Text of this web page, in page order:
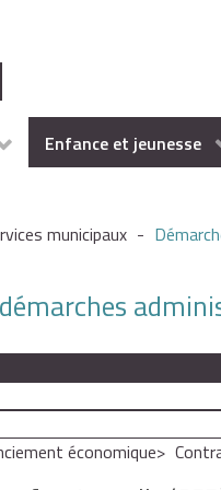
Enfance et jeunesse
municipaux -
économique